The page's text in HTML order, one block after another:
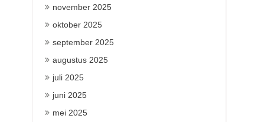
november 2025
oktober 2025
september 2025
augustus 2025
juli 2025
juni 2025
mei 2025